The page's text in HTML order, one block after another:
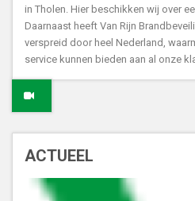
in Tholen. Hier beschikken wij over
Daarnaast heeft Van Rijn
verspreid door heel Nederland,
service kunnen bieden aan al onze
ACTUEEL